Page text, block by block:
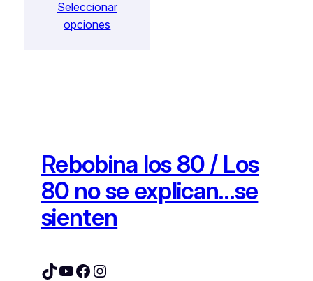
precio
original
Seleccionar
opciones
Rebobina los 80 / Los
80 no se explican…se
sienten
TikTok
YouTube
Facebook
Instagram